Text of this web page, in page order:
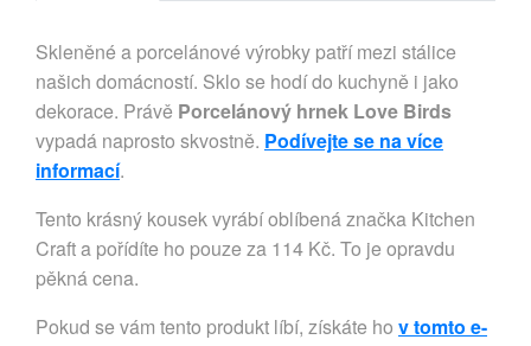
Skleněné a porcelánové výrobky patří mezi stálice
našich domácností. Sklo se hodí do kuchyně i jako
dekorace. Právě Porcelánový hrnek Love Birds
vypadá naprosto skvostně. Podívejte se na více
informací.
Tento krásný kousek vyrábí oblíbená značka Kitchen
Craft a pořídíte ho pouze za 114 Kč. To je opravdu
pěkná cena.
Pokud se vám tento produkt líbí, získáte ho v tomto e-